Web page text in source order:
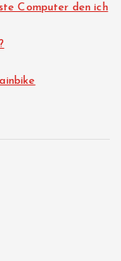
Computer den ich